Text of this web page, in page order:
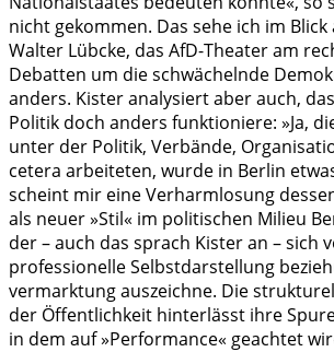
nicht gekommen. Das sehe ich im
Walter Lübcke, das AfD-Theater am
Debatten um die schwächelnde
anders. Kister analysiert aber auch,
Politik doch anders funktioniere: »Ja,
unter der Politik, Verbände,
cetera arbeiteten, wurde in Berlin
scheint mir eine Verharmlosung
als neuer »Stil« im politischen Milieu
der – auch das sprach Kister an – sich
professionelle Selbstdarstellung
vermarktung auszeichne. Die
der Öffentlichkeit hinterlässt ihre
in dem auf »Performance« geachtet